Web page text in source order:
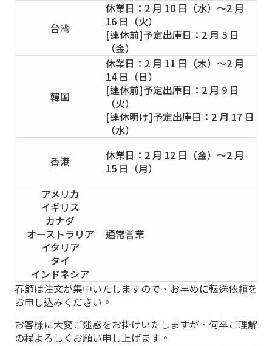
台湾
休業日：2 月 10 日（水）～2 月
16 日（火）
[連休前]予定出庫日：2 月 5 日
（金）
韓国
休業日：2 月 11 日（木）～2 月
14 日（日）
[連休前]予定出庫日：2 月 9 日
（火）
[連休明け]予定出庫日：2 月 17 日
（水）
香港
休業日：2 月 12 日（金）～2 月
15 日（月）
アメリカ
イギリス
カナダ
オーストラリア
イタリア
タイ
インドネシア
通常営業
春節は注文が集中いたしますので、お早めに転送依頼を
お申し込みください。
お客様に大変ご迷惑をお掛けいたしますが、何卒ご理解
の程よろしくお願い申し上げます。